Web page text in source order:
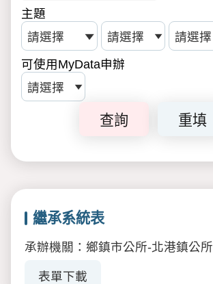
主題
可使用MyData申辦
查詢 重填
繼承系統表
承辦機關：鄉鎮市公所-北港鎮公所
表單下載